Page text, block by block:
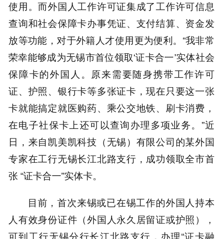
使用。而外国人工作许可证集成了工作许可信息
查询和社会保障卡办事凭证、支付结算、资金发
放等功能，对于外籍人才使用更为便利。“我非常
荣幸能够成为无锡市首位领取‘证卡合一’实体社会
保障卡的外国人。原来需要随身携带工作许可
证、护照、银行卡等多张证卡，现在只要这一张
卡就能搞定就医购药、乘公交地铁、刷卡消费，
在电子社保卡上还可以查询办理多项业务。”近
日，来自凯美凯科技（无锡）有限公司的某外国
专家在工行无锡长江北路支行，成功领取全市首
张 “证卡合一”实体卡。
目前，首次来锡或已在锡工作的外国人持本
人有效身份证件（外国人永久居留证或护照），
可到工行无锡分行长江北路支行，办理“证卡融